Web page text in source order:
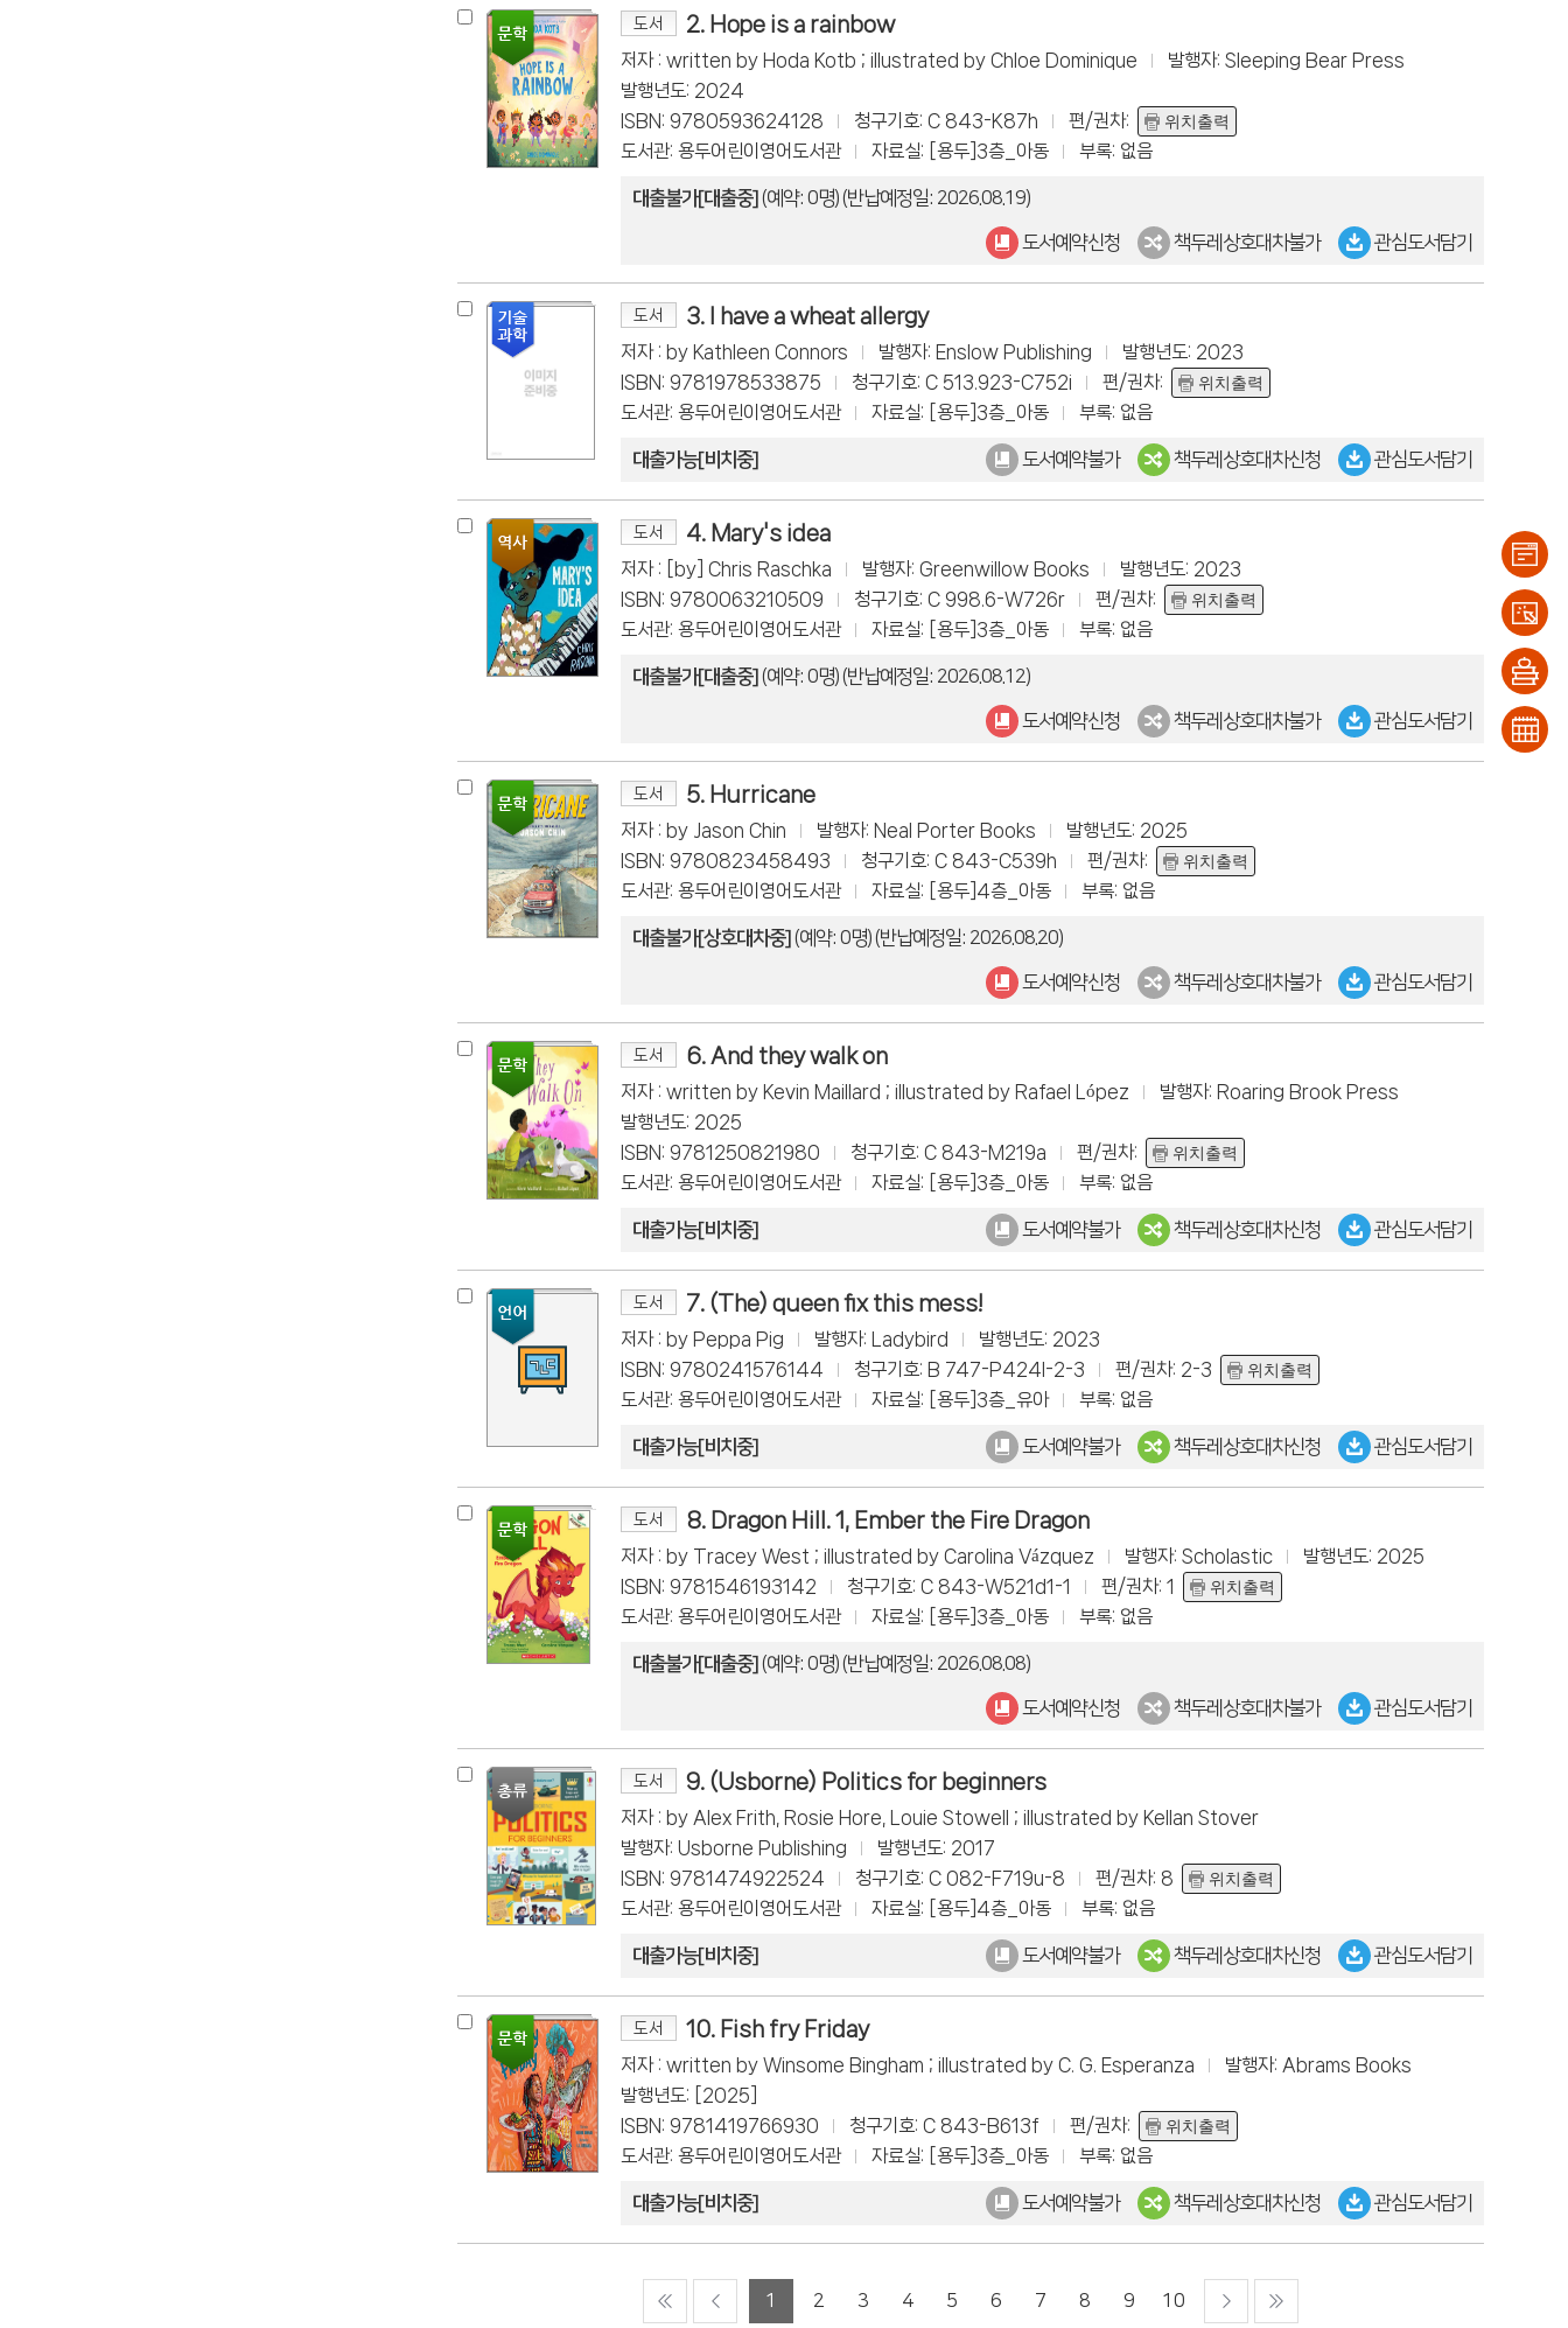
도서 2. Hope is a rainbow
저자 : written by Hoda Kotb ; illustrated by Chloe Dominique
발행자: Sleeping Bear Press
발행년도: 2024
ISBN: 9780593624128
청구기호: C 843-K87h 편/권차: 위치출력
도서관: 용두어린이영어도서관 자료실: [용두]3층_아동 부록: 없음
대출불가[대출중] (예약: 0명)(반납예정일: 2026.08.19)
도서예약신청 책두레상호대차불가 관심도서담기
도서 3. I have a wheat allergy
저자 : by Kathleen Connors 발행자: Enslow Publishing
발행년도: 2023
ISBN: 9781978533875
청구기호: C 513.923-C752i 편/권차: 위치출력
도서관: 용두어린이영어도서관 자료실: [용두]3층_아동 부록: 없음
대출가능[비치중] 도서예약불가 책두레상호대차신청 관심도서담기
도서 4. Mary's idea
저자 : [by] Chris Raschka 발행자: Greenwillow Books
발행년도: 2023
ISBN: 9780063210509
청구기호: C 998.6-W726r 편/권차: 위치출력
도서관: 용두어린이영어도서관 자료실: [용두]3층_아동 부록: 없음
대출불가[대출중] (예약: 0명)(반납예정일: 2026.08.12)
도서예약신청 책두레상호대차불가 관심도서담기
도서 5. Hurricane
저자 : by Jason Chin 발행자: Neal Porter Books
발행년도: 2025
ISBN: 9780823458493
청구기호: C 843-C539h 편/권차: 위치출력
도서관: 용두어린이영어도서관 자료실: [용두]4층_아동 부록: 없음
대출불가[상호대차중] (예약: 0명)(반납예정일: 2026.08.20)
도서예약신청 책두레상호대차불가 관심도서담기
도서 6. And they walk on
저자 : written by Kevin Maillard ; illustrated by Rafael López
발행자: Roaring Brook Press
발행년도: 2025
ISBN: 9781250821980
청구기호: C 843-M219a 편/권차: 위치출력
도서관: 용두어린이영어도서관 자료실: [용두]3층_아동 부록: 없음
대출가능[비치중] 도서예약불가 책두레상호대차신청 관심도서담기
도서 7. (The) queen fix this mess!
저자 : by Peppa Pig 발행자: Ladybird
발행년도: 2023
ISBN: 9780241576144
청구기호: B 747-P424l-2-3 편/권차: 2-3 위치출력
도서관: 용두어린이영어도서관 자료실: [용두]3층_유아 부록: 없음
대출가능[비치중] 도서예약불가 책두레상호대차신청 관심도서담기
도서 8. Dragon Hill. 1, Ember the Fire Dragon
저자 : by Tracey West ; illustrated by Carolina Vázquez 발행자: Scholastic
발행년도: 2025
ISBN: 9781546193142
청구기호: C 843-W521d1-1 편/권차: 1 위치출력
도서관: 용두어린이영어도서관 자료실: [용두]3층_아동 부록: 없음
대출불가[대출중] (예약: 0명)(반납예정일: 2026.08.08)
도서예약신청 책두레상호대차불가 관심도서담기
도서 9. (Usborne) Politics for beginners
저자 : by Alex Frith, Rosie Hore, Louie Stowell ; illustrated by Kellan Stover
발행자: Usborne Publishing
발행년도: 2017
ISBN: 9781474922524
청구기호: C 082-F719u-8 편/권차: 8 위치출력
도서관: 용두어린이영어도서관 자료실: [용두]4층_아동 부록: 없음
대출가능[비치중] 도서예약불가 책두레상호대차신청 관심도서담기
도서 10. Fish fry Friday
저자 : written by Winsome Bingham ; illustrated by C. G. Esperanza
발행자: Abrams Books
발행년도: [2025]
ISBN: 9781419766930
청구기호: C 843-B613f 편/권차: 위치출력
도서관: 용두어린이영어도서관 자료실: [용두]3층_아동 부록: 없음
대출가능[비치중] 도서예약불가 책두레상호대차신청 관심도서담기
1 2 3 4 5 6 7 8 9 10
이용
안내
대출/
반납
조회
희망